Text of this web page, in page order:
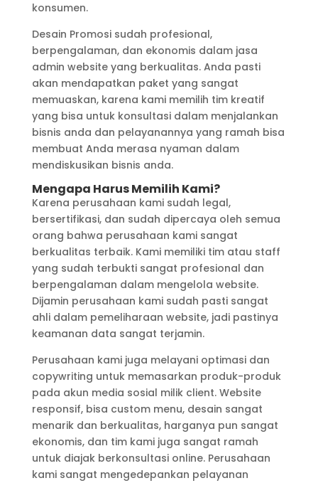
konsumen.
Desain Promosi sudah profesional,
berpengalaman, dan ekonomis dalam jasa
admin website yang berkualitas. Anda pasti
akan mendapatkan paket yang sangat
memuaskan, karena kami memilih tim kreatif
yang bisa untuk konsultasi dalam menjalankan
bisnis anda dan pelayanannya yang ramah bisa
membuat Anda merasa nyaman dalam
mendiskusikan bisnis anda.
Mengapa Harus Memilih Kami?
Karena perusahaan kami sudah legal,
bersertifikasi, dan sudah dipercaya oleh semua
orang bahwa perusahaan kami sangat
berkualitas terbaik. Kami memiliki tim atau staff
yang sudah terbukti sangat profesional dan
berpengalaman dalam mengelola website.
Dijamin perusahaan kami sudah pasti sangat
ahli dalam pemeliharaan website, jadi pastinya
keamanan data sangat terjamin.
Perusahaan kami juga melayani optimasi dan
copywriting untuk memasarkan produk-produk
pada akun media sosial milik client. Website
responsif, bisa custom menu, desain sangat
menarik dan berkualitas, harganya pun sangat
ekonomis, dan tim kami juga sangat ramah
untuk diajak berkonsultasi online. Perusahaan
kami sangat mengedepankan pelayanan